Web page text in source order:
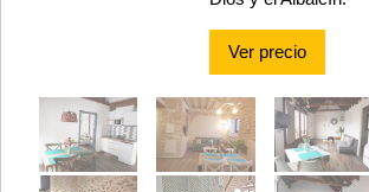
Ver precio